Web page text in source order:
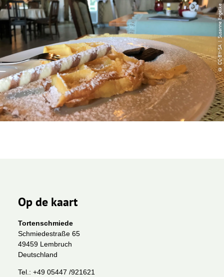
© CC-BY-SA | Susanne Engelke
Op de kaart
Tortenschmiede
Schmiedestraße 65
49459 Lembruch
Deutschland
Tel.: +49 05447 /921621